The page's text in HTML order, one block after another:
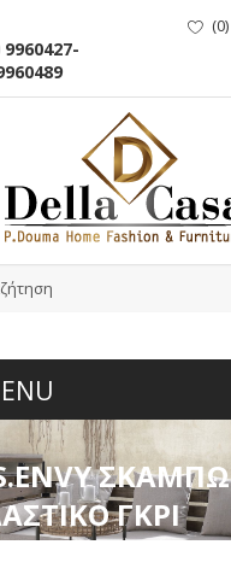
9960427-
(0)
ΣΚΑΜΠΩ
ΓΚΡΙ